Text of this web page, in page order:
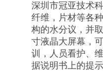
深圳市冠亚技术
纤维，片材等各
构的水分议，并
寸液晶大屏幕，
训，人员看护、
据说明书上的提